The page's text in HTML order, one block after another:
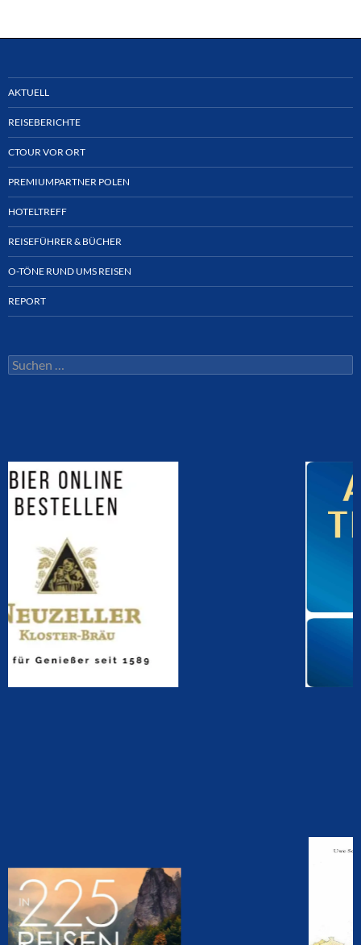
AKTUELL
REISEBERICHTE
CTOUR VOR ORT
PREMIUMPARTNER POLEN
HOTELTREFF
REISEFÜHRER & BÜCHER
O-TÖNE RUND UMS REISEN
REPORT
Suchen
nach: